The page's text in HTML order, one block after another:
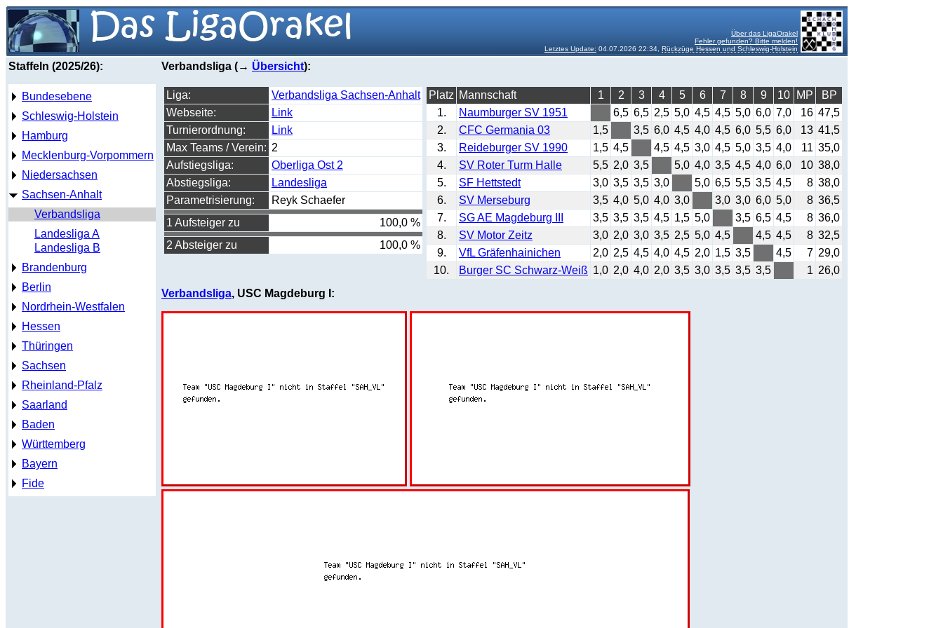
Über das LigaOrakel
Fehler gefunden? Bitte melden!
Letztes Update: 04.07.2026 22:34, Rückzüge Hessen und Schleswig-Holstein
Staffeln (2025/26):
Bundesebene
Schleswig-Holstein
Hamburg
Mecklenburg-Vorpommern
Niedersachsen
Sachsen-Anhalt
Verbandsliga
Landesliga A
Landesliga B
Brandenburg
Berlin
Nordrhein-Westfalen
Hessen
Thüringen
Sachsen
Rheinland-Pfalz
Saarland
Baden
Württemberg
Bayern
Fide
Verbandsliga (→ Übersicht):
Liga:
Verbandsliga Sachsen-Anhalt
Webseite:
Link
Turnierordnung:
Link
Max Teams / Verein: 2
Aufstiegsliga:
Oberliga Ost 2
Abstiegsliga:
Landesliga
Parametrisierung:
Reyk Schaefer
1 Aufsteiger zu
100,0 %
2 Absteiger zu
100,0 %
Platz Mannschaft 1 2 3 4 5 6 7 8 9 10 MP
BP
1.
Naumburger SV 1951 6,5 6,5 2,5 5,0 4,5 4,5 5,0 6,0 7,0 16 47,5
2.
CFC Germania 03 1,5 3,5 6,0 4,5 4,0 4,5 6,0 5,5 6,0 13 41,5
3.
Reideburger SV 1990 1,5 4,5 4,5 4,5 3,0 4,5 5,0 3,5 4,0 11 35,0
4.
SV Roter Turm Halle 5,5 2,0 3,5 5,0 4,0 3,5 4,5 4,0 6,0 10 38,0
5.
SF Hettstedt 3,0 3,5 3,5 3,0 5,0 6,5 5,5 3,5 4,5 8 38,0
6.
SV Merseburg 3,5 4,0 5,0 4,0 3,0 3,0 3,0 6,0 5,0 8 36,5
7.
SG AE Magdeburg III 3,5 3,5 3,5 4,5 1,5 5,0 3,5 6,5 4,5 8 36,0
8.
SV Motor Zeitz 3,0 2,0 3,0 3,5 2,5 5,0 4,5 4,5 4,5 8 32,5
9.
VfL Gräfenhainichen 2,0 2,5 4,5 4,0 4,5 2,0 1,5 3,5 4,5 7 29,0
10.
Burger SC Schwarz-Weiß 1,0 2,0 4,0 2,0 3,5 3,0 3,5 3,5 3,5 1 26,0
Verbandsliga, USC Magdeburg I: